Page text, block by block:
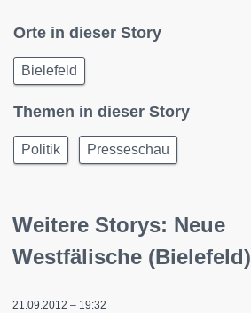
Orte in dieser Story
Bielefeld
Themen in dieser Story
Politik Presseschau
Weitere Storys: Neue
Westfälische (Bielefeld)
21.09.2012 – 19:32